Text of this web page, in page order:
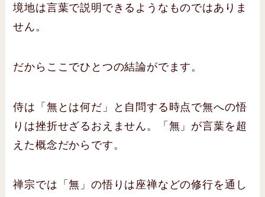
境地は言葉で説明できるようなものではありま
せん。
だからここでひとつの結論がでます。
侍は「無とは何だ」と自問する時点で無への悟
りは挫折せざるおえません。「無」が言葉を超
えた概念だからです。
禅宗では「無」の悟りは座禅などの修行を通し